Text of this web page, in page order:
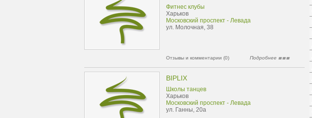
Фитнес клубы
Харьков
Московский проспект - Левада
ул. Молочная, 38
Отзывы и комментарии (0) Подробнее
BIPLIX
Школы танцев
Харьков
Московский проспект - Левада
ул. Ганны, 20а